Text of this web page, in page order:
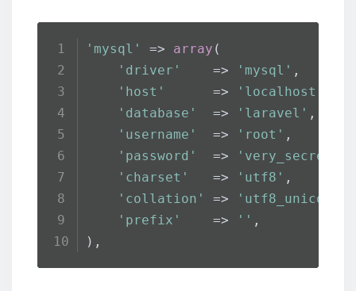
'mysql' => array (
'driver'
    =>
'mysql' ,
'host'
      =>
'localhost'
'database'
  =>
'laravel' ,
'username'
  =>
'root' ,
'password'
  =>
'charset'
   =>
'utf8' ,
'collation'
=>
'prefix'
    =>
'' ,
),